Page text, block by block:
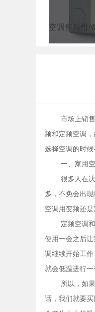
空调售后维
市场上销
频和定频空调
选择空调的时候
一、家用
很多人在
多，不免会出
空调用变频还是
定频空调
使用一会之后
调继续开始工
就会低温进行
所以，如
话，我们就要